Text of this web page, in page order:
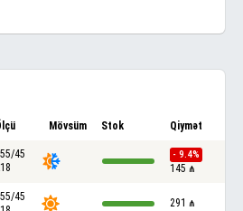
Mövsüm Stok Qiymət
45
- 9.4%
145 ₼
45
291 ₼